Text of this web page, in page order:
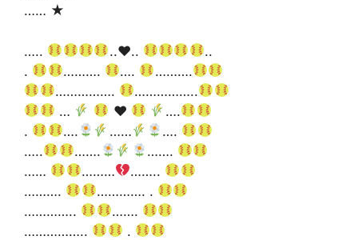
…… ★
….. ..♥️..
..
.
………. ….
……….
…………….
……………..
…
♥️
….
.
…. ……
….
…..
…….
…….
……
………
……..
……….
…………. .
…………..
…….
……………..
.